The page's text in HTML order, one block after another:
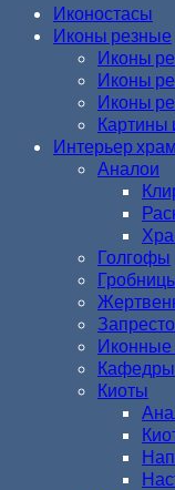
Иконостасы
Иконы резные
Иконы
Иконы
Иконы
Картины
Интерьер
Аналои
Голгофы
Иконные
Кафедры
Киоты